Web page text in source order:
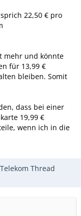
22,50 € pro
mehr und könnte
für 13,99 €
bleiben. Somit
dass bei einer
19,99 €
wenn ich in die
Thread